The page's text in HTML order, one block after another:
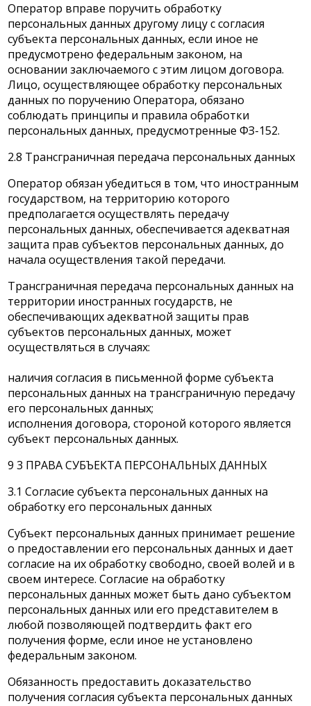
Оператор вправе поручить обработку
персональных данных другому лицу с согласия
субъекта персональных данных, если иное не
предусмотрено федеральным законом, на
основании заключаемого с этим лицом договора.
Лицо, осуществляющее обработку персональных
данных по поручению Оператора, обязано
соблюдать принципы и правила обработки
персональных данных, предусмотренные ФЗ-152.
2.8 Трансграничная передача персональных данных
Оператор обязан убедиться в том, что иностранным
государством, на территорию которого
предполагается осуществлять передачу
персональных данных, обеспечивается адекватная
защита прав субъектов персональных данных, до
начала осуществления такой передачи.
Трансграничная передача персональных данных на
территории иностранных государств, не
обеспечивающих адекватной защиты прав
субъектов персональных данных, может
осуществляться в случаях:
наличия согласия в письменной форме субъекта
персональных данных на трансграничную передачу
его персональных данных;
исполнения договора, стороной которого является
субъект персональных данных.
9 3 ПРАВА СУБЪЕКТА ПЕРСОНАЛЬНЫХ ДАННЫХ
3.1 Согласие субъекта персональных данных на
обработку его персональных данных
Субъект персональных данных принимает решение
о предоставлении его персональных данных и дает
согласие на их обработку свободно, своей волей и в
своем интересе. Согласие на обработку
персональных данных может быть дано субъектом
персональных данных или его представителем в
любой позволяющей подтвердить факт его
получения форме, если иное не установлено
федеральным законом.
Обязанность предоставить доказательство
получения согласия субъекта персональных данных